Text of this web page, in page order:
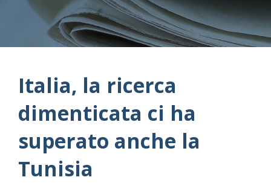
Italia, la ricerca
dimenticata ci ha
superato anche la
Tunisia